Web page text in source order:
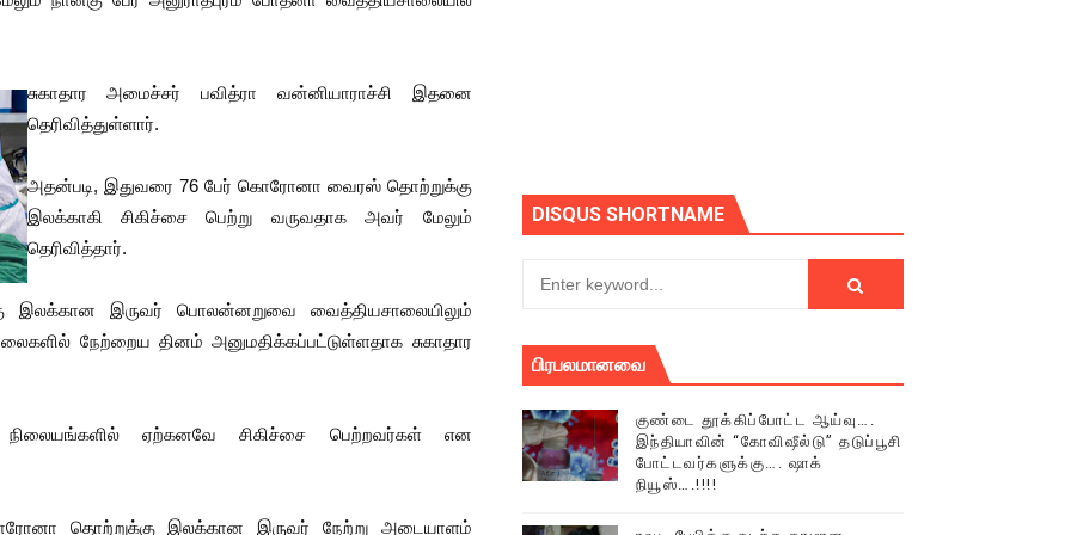
கண்டனப் போராட்டத்திற்கு கலந்துகொள்ளுமாறு அன்புரிமையோடு அழைக்கின்றோம்.
மாணவர்கள் தொடர்பில் நாடாளுமன்றத்தில் பகிரங்க கேள்வி
இலங்கைத் தமிழ் குடும்பம்!! நடந்தது என்ன
இலங்கை பாடலாசிரியர் வெளியிட்ட...
- கொதித்தெழுந்த பிரதேசவாசிகள்!
இடங்கள்...
செய்த முதியவருக்கு வழங்கப்பட்ட தண்டனை
அதிரடி உத்தரவு!
கேணல் சங்கர் ஆகியோரின் நினைவெழுச்சி நாள் - 26.09.2021 சுவிஸ் (செய்தியும்,படங்களும்..)
சுகாதார அமைச்சர் பவித்ரா வன்னியாராச்சி இதனை
தெரிவித்துள்ளார்.
அதன்படி, இதுவரை 76 ​பேர் கொரோனா வைரஸ் தொற்றுக்கு
இலக்காகி சிகிச்சை பெற்று வருவதாக அவர் மேலும்
தெரிவித்தார்.
இருவர் பொலன்னறுவை வைத்தியசாலையிலும்
நேற்றைய தினம் அனுமதிக்கப்பட்டுள்ளதாக சுகாதார
ஏற்கனவே சிகிச்சை பெற்றவர்கள் என
தொற்றுக்கு இலக்கான இருவர் நேற்று அடையாளம்
DISQUS SHORTNAME
பிரபலமானவை
குண்டை தூக்கிப்போட்ட ஆய்வு….
இந்தியாவின் “கோவிஷீல்டு” தடுப்பூசி
போட்டவர்களுக்கு…. ஷாக்
நியூஸ்….!!!!